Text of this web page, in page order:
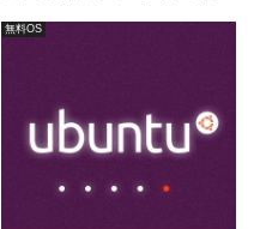
れに乗って進めれば、簡単に終
無料OS